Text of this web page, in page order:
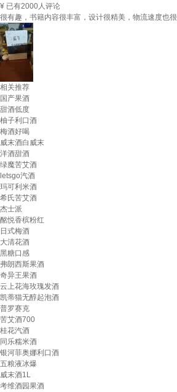
¥ 已有2000人评论
很有趣，书籍内容很丰富，设计很精美，物流速度也很
相关推荐
国产果酒
甜酒低度
柚子利口酒
梅酒好喝
威末酒白威末
洋酒甜酒
绿魔苦艾酒
letsgo汽酒
玛可利米酒
希氏苦艾酒
杰士派
酩悦香槟粉红
日式梅酒
大清花酒
黑糖口感
弗朗西斯果酒
奇异王果酒
云上花海玫瑰发酒
凯蒂猫无醇起泡酒
普罗赛克
苦艾酒700
桂花汽酒
同乐糯米酒
银河菲奥娜利口酒
五粮液冰爆
威末酒1L
考维酒园果酒